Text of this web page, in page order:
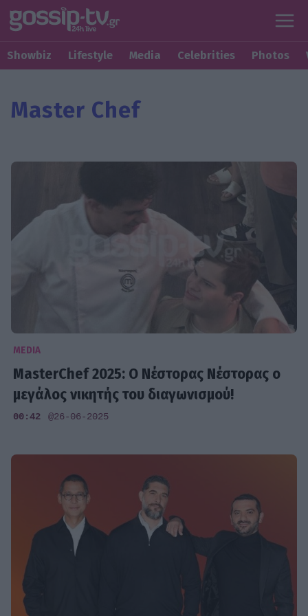
Showbiz Lifestyle Media Celebrities Photos
Master Chef
MEDIA
MasterChef 2025: Ο Νέστορας Νέστορας ο
μεγάλος νικητής του διαγωνισμού!
00:42 @26-06-2025